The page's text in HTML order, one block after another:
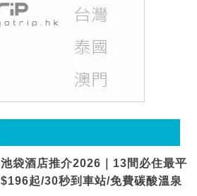
池袋酒店推介2026｜13間必住最平
$196起/30秒到車站/免費碳酸溫泉